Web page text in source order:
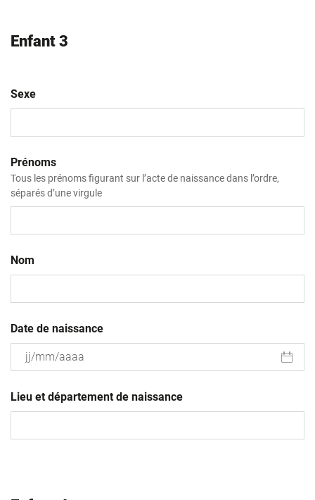
Enfant 3
Sexe
Prénoms
Tous les prénoms figurant sur l’acte de naissance dans l’ordre,
séparés d’une virgule
Nom
Date de naissance
slash
MM
Lieu et département de naissance